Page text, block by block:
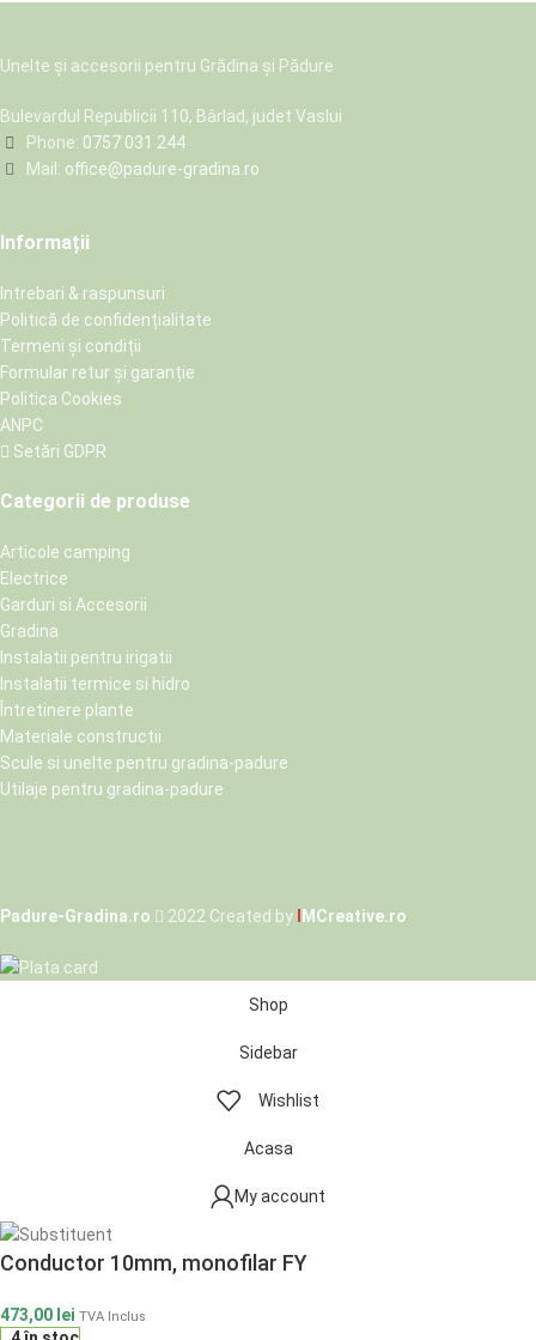
Unelte și accesorii pentru Grădina și Pădure
Bulevardul Republicii 110, Bârlad, judet Vaslui
Phone: 0757 031 244
Mail: office@padure-gradina.ro
Informații
Intrebari & raspunsuri
Politică de confidențialitate
Termeni și condiții
Formular retur și garanție
Politica Cookies
ANPC
Setări GDPR
Categorii de produse
Articole camping
Electrice
Garduri si Accesorii
Gradina
Instalatii pentru irigatii
Instalatii termice si hidro
Întretinere plante
Materiale constructii
Scule si unelte pentru gradina-padure
Utilaje pentru gradina-padure
Padure-Gradina.ro 2022 Created by MCreative.ro
Shop
Sidebar
Wishlist
Acasa
My account
Conductor 10mm, monofilar FY
473,00 lei TVA Inclus